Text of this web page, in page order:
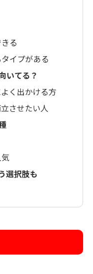
る
イプがある
いてる？
く出かける方
させたい人
選択肢も